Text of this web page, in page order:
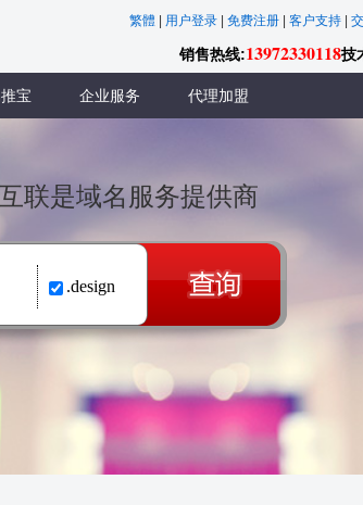
繁體 用户登录 免费注册 客户支持
销售热线:13972330118技
宝 企业服务 代理加盟
互联是域名服务提供商
.design